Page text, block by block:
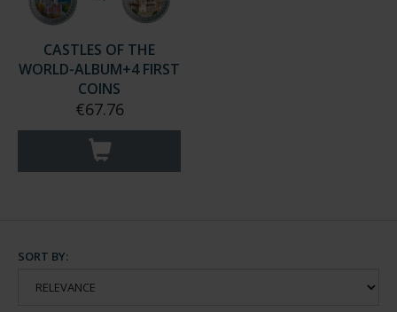
CASTLES OF THE
WORLD-ALBUM+4 FIRST
COINS
€67.76
SORT BY: